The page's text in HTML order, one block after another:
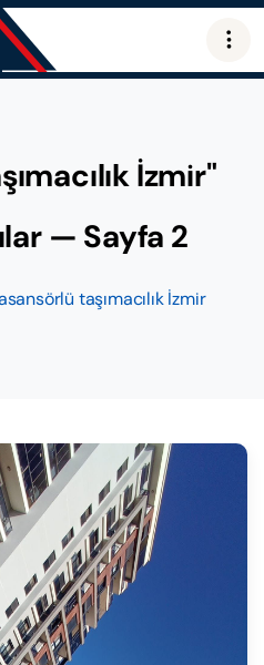
İzmir"
— Sayfa 2
taşımacılık İzmir